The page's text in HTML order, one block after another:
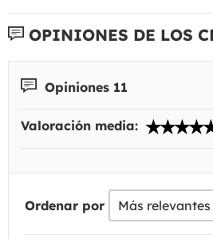
OPINIONES DE LOS
Opiniones 11
Valoración media:
Ordenar por